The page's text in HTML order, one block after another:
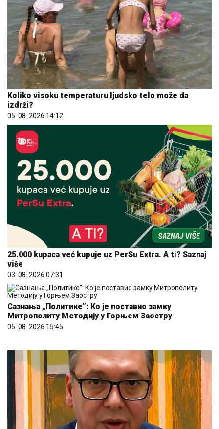
Koliko visoku temperaturu ljudsko telo može da
izdrži?
05. 08. 2026 14:12
25.000 kupaca već kupuje uz PerSu Extra. A ti? Saznaj
više
03. 08. 2026 07:31
Сазнања „Политике”: Ко је поставио замку
Митрополиту Методију у Горњем Заостру
05. 08. 2026 15:45